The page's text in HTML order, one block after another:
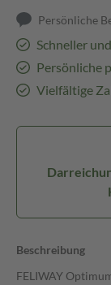
Persönliche
Schneller
Persönliche
Vielfältige
Beschreibung
FELIWAY